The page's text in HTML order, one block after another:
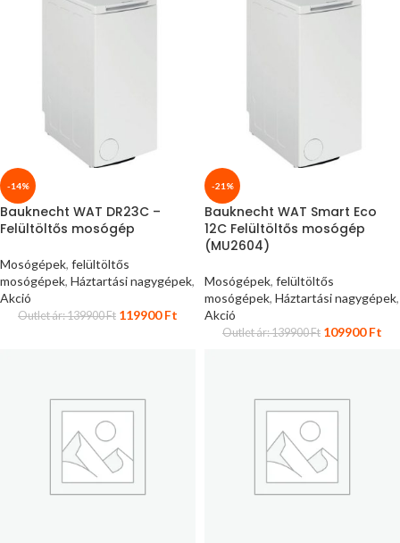
-14%
Bauknecht WAT DR23C –
Felültöltős mosógép
Mosógépek, felültöltős
mosógépek, Háztartási nagygépek,
Akció
Outlet ár:139900Ft 119900Ft
-21%
Bauknecht WAT Smart Eco
12C Felültöltős mosógép
(MU2604)
Mosógépek, felültöltős
mosógépek, Háztartási nagygépek,
Akció
Outlet ár:139900Ft 109900Ft